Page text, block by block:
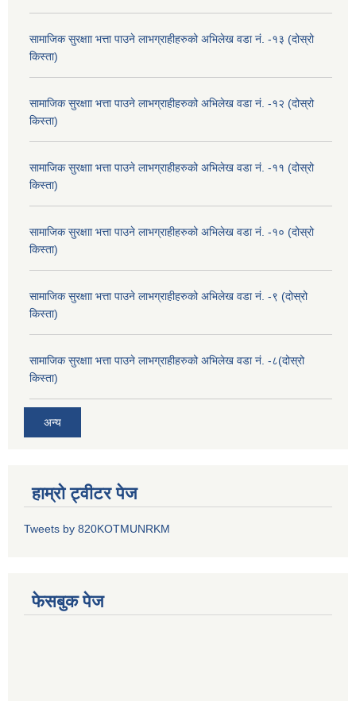
सामाजिक सुरक्षाा भत्ता पाउने लाभग्राहीहरुको अभिलेख वडा नं. -१३ (दोस्रो
किस्ता)
सामाजिक सुरक्षाा भत्ता पाउने लाभग्राहीहरुको अभिलेख वडा नं. -१२ (दोस्रो
किस्ता)
सामाजिक सुरक्षाा भत्ता पाउने लाभग्राहीहरुको अभिलेख वडा नं. -११ (दोस्रो
किस्ता)
सामाजिक सुरक्षाा भत्ता पाउने लाभग्राहीहरुको अभिलेख वडा नं. -१० (दोस्रो
किस्ता)
सामाजिक सुरक्षाा भत्ता पाउने लाभग्राहीहरुको अभिलेख वडा नं. -९ (दोस्रो
किस्ता)
सामाजिक सुरक्षाा भत्ता पाउने लाभग्राहीहरुको अभिलेख वडा नं. -८(दोस्रो
किस्ता)
अन्य
हाम्रो ट्वीटर पेज
Tweets by 820KOTMUNRKM
फेसबुक पेज